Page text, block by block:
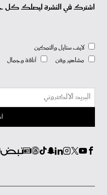
اشترك في النشرة ليصلك
لايف ستايل والتمكين
مشاهير وفن
أناقة وجمال